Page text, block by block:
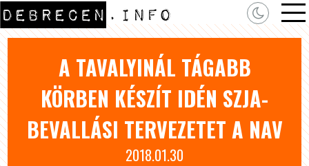
A TAVALYINÁL TÁGABB
KÖRBEN KÉSZÍT IDÉN SZJA-
BEVALLÁSI TERVEZETET A NAV
2018.01.30